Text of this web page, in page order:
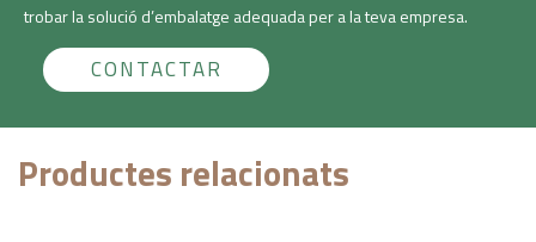
trobar la solució d’embalatge adequada per a la teva empresa.
CONTACTAR
Productes relacionats